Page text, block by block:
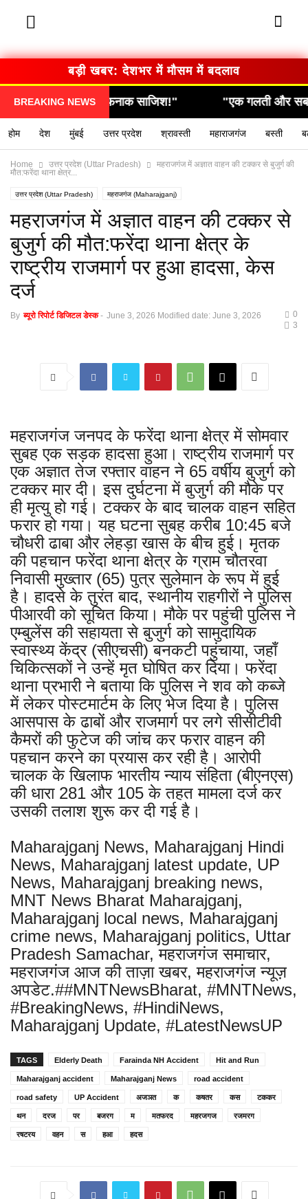
बड़ी खबर: देशभर में मौसम में बदलाव
BREAKING NEWS
खौफनाक साजिश!" "एक गलती और सब कुछ खत्म…
होम देश मुंबई उत्तर प्रदेश श्रावस्ती महाराजगंज बस्ती
Home उत्तर प्रदेश (Uttar Pradesh)
महराजगंज में अज्ञात वाहन की टक्कर से बुजुर्ग की
मौत:फरेंदा थाना क्षेत्र...
उत्तर प्रदेश (Uttar Pradesh) महराजगंज (Maharajganj)
महराजगंज में अज्ञात वाहन की टक्कर से
बुजुर्ग की मौत:फरेंदा थाना क्षेत्र के
राष्ट्रीय राजमार्ग पर हुआ हादसा, केस
दर्ज
By ब्यूरो रिपोर्ट डिजिटल डेस्क - June 3, 2026 Modified date: June 3, 2026
0
3
महराजगंज जनपद के फरेंदा थाना क्षेत्र में सोमवार
सुबह एक सड़क हादसा हुआ। राष्ट्रीय राजमार्ग पर
एक अज्ञात तेज रफ्तार वाहन ने 65 वर्षीय बुजुर्ग को
टक्कर मार दी। इस दुर्घटना में बुजुर्ग की मौके पर
ही मृत्यु हो गई। टक्कर के बाद चालक वाहन सहित
फरार हो गया। यह घटना सुबह करीब 10:45 बजे
चौधरी ढाबा और लेहड़ा खास के बीच हुई। मृतक
की पहचान फरेंदा थाना क्षेत्र के ग्राम चौतरवा
निवासी मुख्तार (65) पुत्र सुलेमान के रूप में हुई
है। हादसे के तुरंत बाद, स्थानीय राहगीरों ने पुलिस
पीआरवी को सूचित किया। मौके पर पहुंची पुलिस ने
एम्बुलेंस की सहायता से बुजुर्ग को सामुदायिक
स्वास्थ्य केंद्र (सीएचसी) बनकटी पहुंचाया, जहाँ
चिकित्सकों ने उन्हें मृत घोषित कर दिया। फरेंदा
थाना प्रभारी ने बताया कि पुलिस ने शव को कब्जे
में लेकर पोस्टमार्टम के लिए भेज दिया है। पुलिस
आसपास के ढाबों और राजमार्ग पर लगे सीसीटीवी
कैमरों की फुटेज की जांच कर फरार वाहन की
पहचान करने का प्रयास कर रही है। आरोपी
चालक के खिलाफ भारतीय न्याय संहिता (बीएनएस)
की धारा 281 और 105 के तहत मामला दर्ज कर
उसकी तलाश शुरू कर दी गई है।
Maharajganj News, Maharajganj Hindi
News, Maharajganj latest update, UP
News, Maharajganj breaking news,
MNT News Bharat Maharajganj,
Maharajganj local news, Maharajganj
crime news, Maharajganj politics, Uttar
Pradesh Samachar, महराजगंज समाचार,
महराजगंज आज की ताज़ा खबर, महराजगंज न्यूज़
अपडेट.##MNTNewsBharat, #MNTNews,
#BreakingNews, #HindiNews,
Maharajganj Update, #LatestNewsUP
TAGS Elderly Death Farainda NH Accident Hit and Run
Maharajganj accident Maharajganj News road accident
road safety UP Accident अजञत क कषतर कस टककर
थन दरज पर बजरग म मतफरद महरजगज रजमरग
रषटरय वहन स हआ हदस